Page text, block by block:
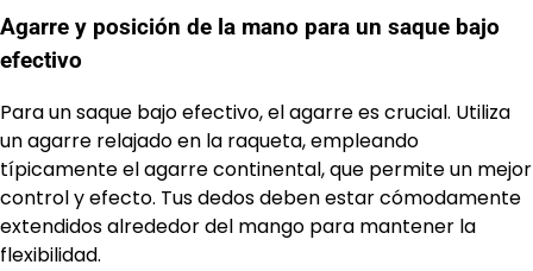
Agarre y posición de la mano para un saque bajo
efectivo
Para un saque bajo efectivo, el agarre es crucial. Utiliza
un agarre relajado en la raqueta, empleando
típicamente el agarre continental, que permite un mejor
control y efecto. Tus dedos deben estar cómodamente
extendidos alrededor del mango para mantener la
flexibilidad.